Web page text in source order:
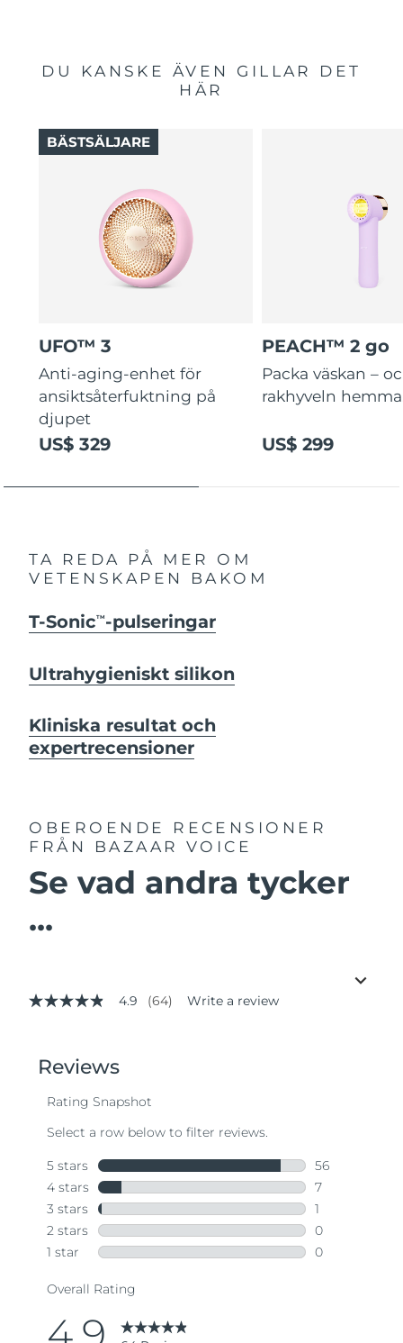
DU KANSKE ÄVEN GILLAR DET
HÄR
UFO™ 3
Anti-aging-enhet för
ansiktsåterfuktning på
djupet
US$ 329
BÄSTSÄLJARE
PEACH™ 2 go
Packa väskan –
rakhyveln
US$ 299
TA REDA PÅ MER OM
VETENSKAPEN BAKOM
T-SonicTM -pulseringar
Ultrahygieniskt silikon
Kliniska resultat och
expertrecensioner
OBEROENDE RECENSIONER
FRÅN BAZAAR VOICE
Se vad andra tycker
...
4.9
stars,
average
value.
Same
page
link.
4.9 (64) Write a review